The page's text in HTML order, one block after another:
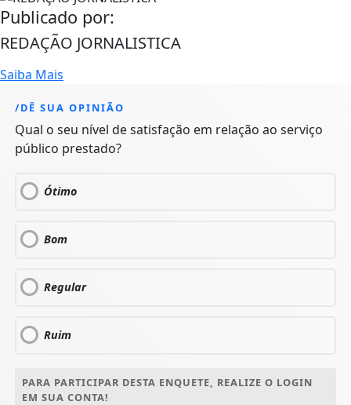
Publicado por:
REDAÇÃO JORNALISTICA
Saiba Mais
/DÊ SUA OPINIÃO
Qual o seu nível de satisfação em relação ao serviço
público prestado?
Ótimo
Bom
Regular
Ruim
PARA PARTICIPAR DESTA ENQUETE, REALIZE O LOGIN
EM SUA CONTA!